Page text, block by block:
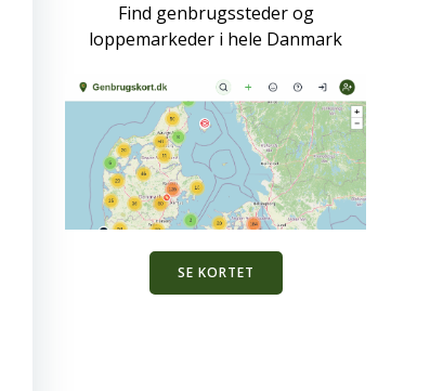
Find genbrugssteder og
loppemarkeder i hele Danmark
SE KORTET